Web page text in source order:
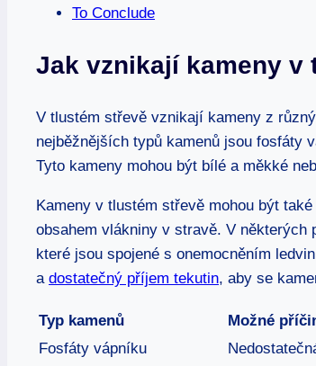
To Conclude
Jak vznikají kameny v
V tlustém střevě vznikají kameny z
nejběžnějších typů kamenů jsou fosfáty
Tyto kameny mohou být bílé a měkké
Kameny v tlustém střevě mohou být
obsahem vlákniny v stravě. V
které jsou spojené s onemocněním
a dostatečný příjem tekutin, aby se
Typ kamenů
Možné
Fosfáty vápníku